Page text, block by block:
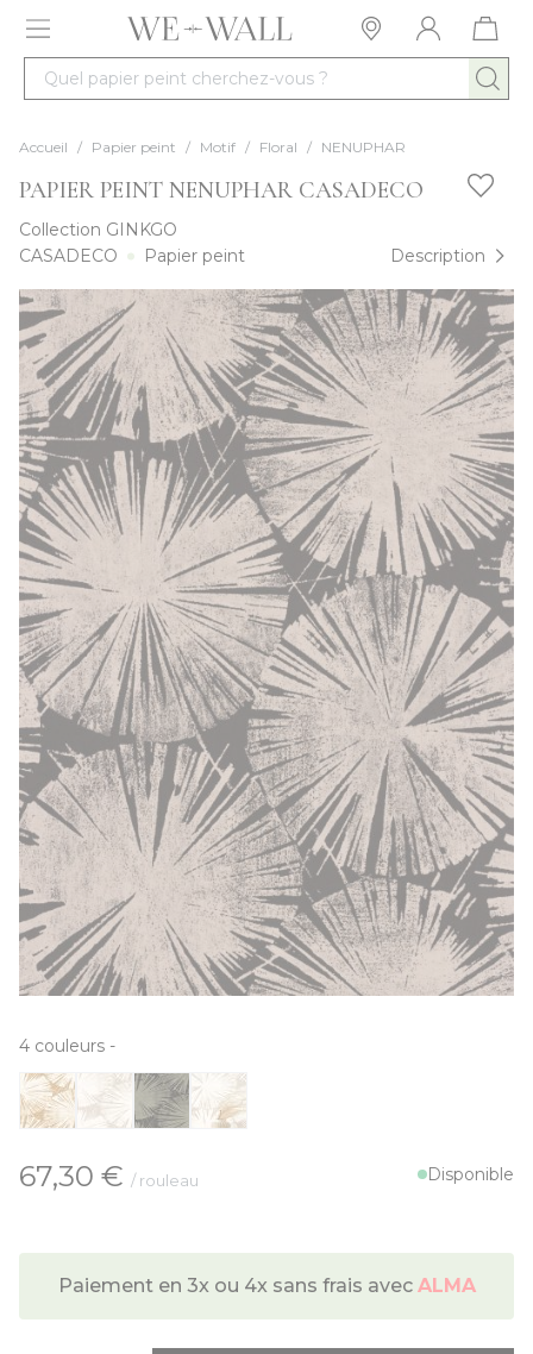
Allez au contenu
Quel papier peint cherchez-vous ?
Accueil / Papier peint / Motif / Floral / NENUPHAR
PAPIER PEINT NENUPHAR CASADECO
Collection GINKGO
CASADECO
Papier peint Description
4 couleurs -
À partir de:
67,30 € / rouleau Disponible
Paiement en 3x ou 4x sans frais avec ALMA